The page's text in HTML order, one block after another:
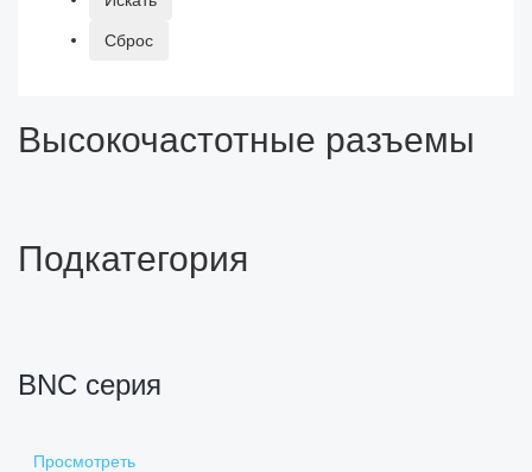
Высокочастотные разъемы
Подкатегория
BNC серия
Просмотреть